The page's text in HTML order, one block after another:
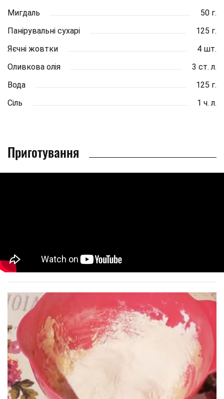
Мигдаль
50 г.
Панірувальні сухарі
125 г.
Яєчні жовтки
4 шт.
Оливкова олія
3 ст. л.
Вода
125 г.
Сіль
1 ч. л.
Приготування